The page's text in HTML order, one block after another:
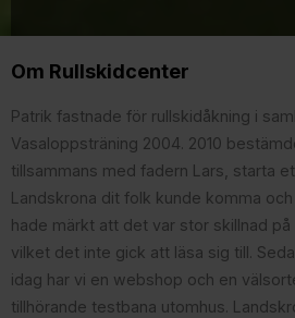
Om Rullskidcenter
Patrik fastnade för rullskidåkning i
Vasaloppsträning 2004. 2010
tillsammans med fadern Lars, starta
Landskrona dit folk kunde komma
hade märkt att det var stor skillnad på
vilket det inte gick att läsa sig till.
idag har vi en webshop och en
tillhörande testbana utomhus.